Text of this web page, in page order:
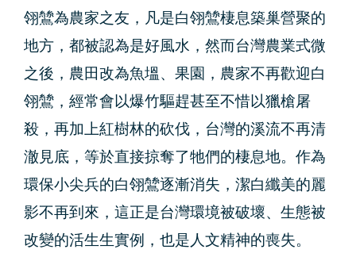
翎鷥為農家之友，凡是白翎鷥棲息築巢營聚的
地方，都被認為是好風水，然而台灣農業式微
之後，農田改為魚塭、果園，農家不再歡迎白
翎鷥，經常會以爆竹驅趕甚至不惜以獵槍屠
殺，再加上紅樹林的砍伐，台灣的溪流不再清
澈見底，等於直接掠奪了牠們的棲息地。作為
環保小尖兵的白翎鷥逐漸消失，潔白纖美的麗
影不再到來，這正是台灣環境被破壞、生態被
改變的活生生實例，也是人文精神的喪失。